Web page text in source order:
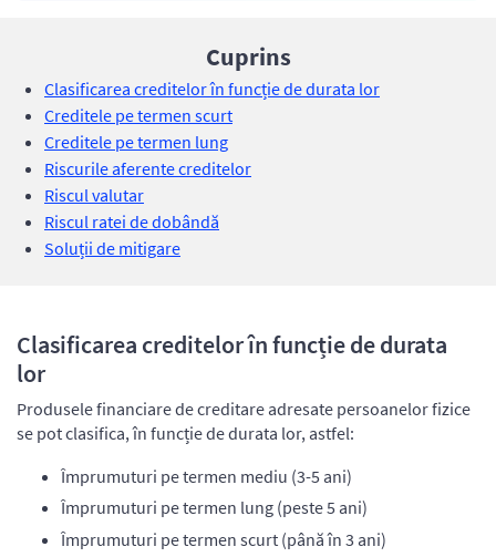
Cuprins
Clasificarea creditelor în funcție de durata lor
Creditele pe termen scurt
Creditele pe termen lung
Riscurile aferente creditelor
Riscul valutar
Riscul ratei de dobândă
Soluții de mitigare
Clasificarea creditelor în funcție de durata
lor
Produsele financiare de creditare adresate persoanelor fizice
se pot clasifica, în funcție de durata lor, astfel:
Împrumuturi pe termen mediu (3-5 ani)
Împrumuturi pe termen lung (peste 5 ani)
Împrumuturi pe termen scurt (până în 3 ani)